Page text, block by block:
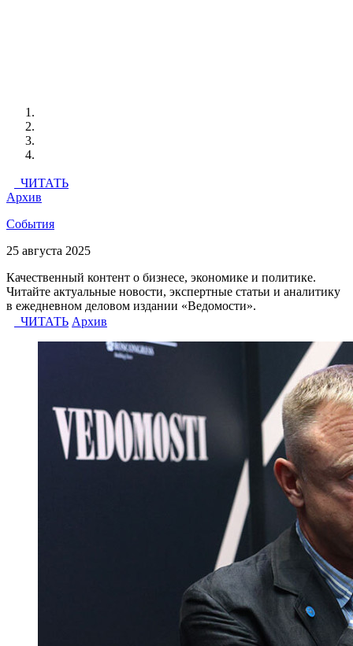
ЧИТАТЬ
Архив
События
25 августа 2025
Качественный контент о бизнесе, экономике и политике.
Читайте актуальные новости, экспертные статьи и аналитику
в ежедневном деловом издании «Ведомости».
ЧИТАТЬ Архив